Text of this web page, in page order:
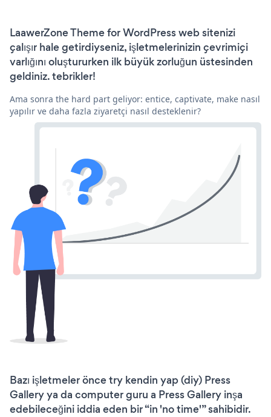
LaawerZone Theme for WordPress web sitenizi
çalışır hale getirdiyseniz, işletmelerinizin çevrimiçi
varlığını oluştururken ilk büyük zorluğun üstesinden
geldiniz. tebrikler!
Ama sonra the hard part geliyor: entice, captivate, make nasıl
yapılır ve daha fazla ziyaretçi nasıl desteklenir?
Bazı işletmeler önce try kendin yap (diy) Press
Gallery ya da computer guru a Press Gallery inşa
edebileceğini iddia eden bir “in 'no time'” sahibidir.